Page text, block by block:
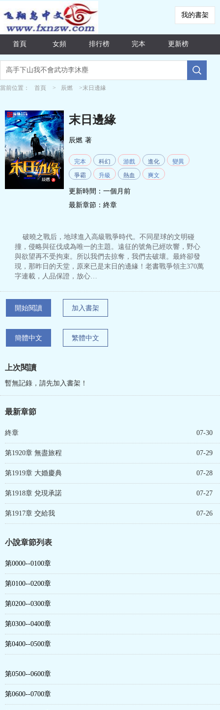
我的書架
首頁 女頻 排行榜 完本 更新榜
當前位置： 首頁 > 辰燃 >末日邊緣
末日邊緣
辰燃 著
完本 科幻 游戲 進化
變異
爭霸
升級 熱血 爽文
更新時間：一個月前
最新章節： 終章
破曉之戰后，地球進入高級戰爭時代。不同星球的文明碰
撞，侵略與征伐成為唯一的主題。遠征的號角已經吹響，野心
與欲望再不受拘束。所以我們去掠奪，我們去破壞。最終卻發
現，那昨日的天堂，原來已是末日的邊緣！老書戰爭領主370萬
字連載，人品保證，放心…
開始閱讀 加入書架
簡體中文 繁體中文
上次閱讀
暫無記錄，請先加入書架！
最新章節
終章 07-30
第1920章 無盡旅程 07-29
第1919章 大婚慶典 07-28
第1918章 兌現承諾 07-27
第1917章 交給我 07-26
小說章節列表
第0000--0100章
第0100--0200章
第0200--0300章
第0300--0400章
第0400--0500章
第0500--0600章
第0600--0700章